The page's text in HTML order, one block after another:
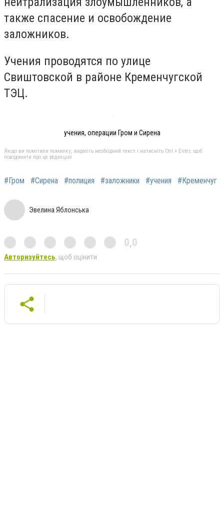
также спасение и освобождение
заложников.
Учения проводятся по улице
Свиштовской в районе Кременчугской
ТЭЦ.
учения, операции Гром и Сирена
Якщо ви помітили помилку, виділіть необхідний текст і натисніть Ctrl + Enter, щоб
повідомити про це редакцію
#Гром #Сирена #полиция #заложники #учения #Кременчуг
Эвелина Яблонська
0,0
Авторизуйтесь, щоб оцінити